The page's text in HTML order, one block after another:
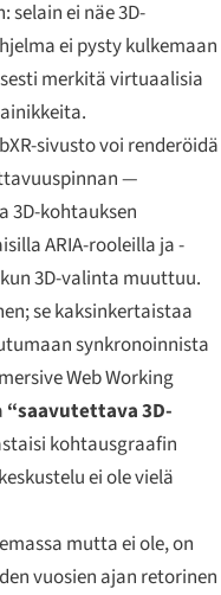
ei näe 3D-
ei pysty kulkemaan
merkitä virtuaalisia
sivusto voi renderöidä
—
3D-kohtauksen
ARIA-rooleilla ja -
3D-valinta muuttuu.
se kaksinkertaistaa
synkronoinnista
Web Working
“saavutettava 3D-
kohtausgraafin
ei ole vielä
mutta ei ole, on
vuosien ajan retorinen